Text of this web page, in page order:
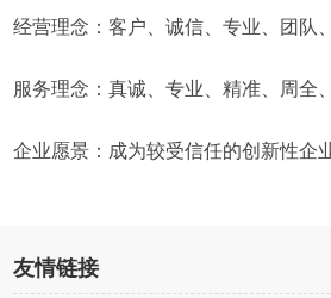
经营理念：客户、诚信、专业、团队
服务理念：真诚、专业、精准、周全
企业愿景：成为较受信任的创新性企
友情链接